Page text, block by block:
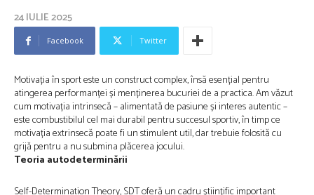
24 IULIE 2025
Facebook Twitter
Motivația în sport este un construct complex, însă esențial pentru
atingerea performanței și menținerea bucuriei de a practica. Am văzut
cum motivația intrinsecă – alimentată de pasiune și interes autentic –
este combustibilul cel mai durabil pentru succesul sportiv, în timp ce
motivația extrinsecă poate fi un stimulent util, dar trebuie folosită cu
grijă pentru a nu submina plăcerea jocului.
Teoria autodeterminării